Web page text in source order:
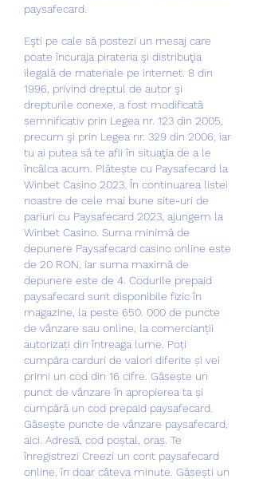
paysafecard.
Eşti pe cale să postezi un mesaj care
poate încuraja pirateria şi distribuţia
ilegală de materiale pe internet. 8 din
1996, privind dreptul de autor şi
drepturile conexe, a fost modificată
semnificativ prin Legea nr. 123 din 2005,
precum şi prin Legea nr. 329 din 2006, iar
tu ai putea să te afli în situaţia de a le
încălca acum. Plătește cu Paysafecard la
Winbet Casino 2023. În continuarea listei
noastre de cele mai bune site-uri de
pariuri cu Paysafecard 2023, ajungem la
Winbet Casino. Suma minimă de
depunere Paysafecard casino online este
de 20 RON, iar suma maximă de
depunere este de 4. Codurile prepaid
paysafecard sunt disponibile fizic în
magazine, la peste 650. 000 de puncte
de vânzare sau online, la comercianții
autorizați din întreaga lume. Poți
cumpăra carduri de valori diferite și vei
primi un cod din 16 cifre. Găsește un
punct de vânzare în apropierea ta și
cumpără un cod prepaid paysafecard.
Găsește puncte de vânzare paysafecard,
aici. Adresă, cod poștal, oraș. Te
înregistrezi Creezi un cont paysafecard
online, în doar câteva minute. Găsești un